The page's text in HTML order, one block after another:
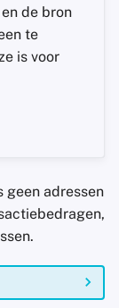
de bron
te
is voor
geen adressen